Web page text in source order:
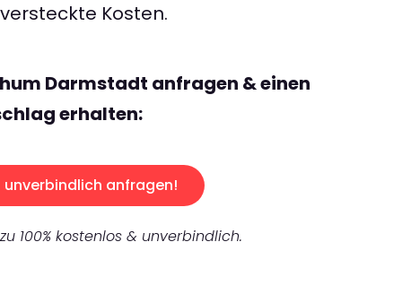
Kosten.
Darmstadt anfragen & einen
erhalten:
unverbindlich anfragen!
100% kostenlos & unverbindlich.